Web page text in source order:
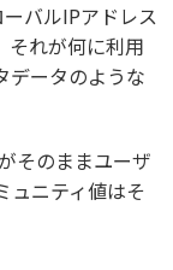
バルIPアドレス
それが何に利用
データのような
そのままユーザ
ュニティ値はそ